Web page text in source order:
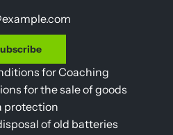
for Coaching
for the sale of goods
protection
of old batteries